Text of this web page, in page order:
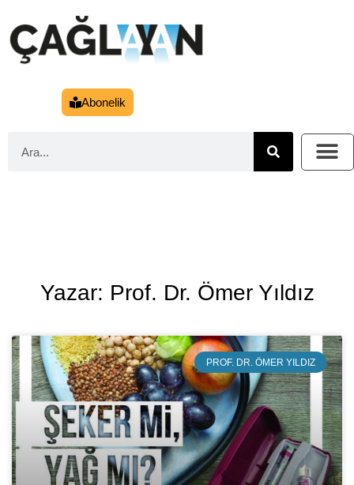
Abonelik
Yazar: Prof. Dr. Ömer Yıldız
PROF. DR. ÖMER YILDIZ